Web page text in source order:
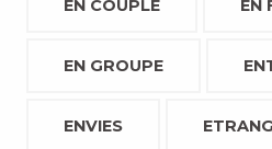
EN COUPLE EN
EN GROUPE
ENVIES